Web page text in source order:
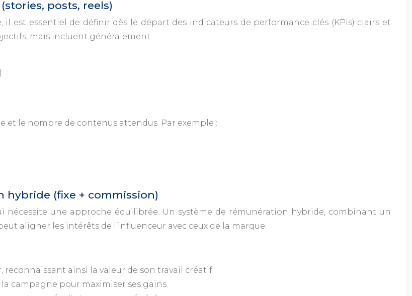
posts, reels)
est essentiel de définir dès le départ des indicateurs de performance clés (KPIs) clairs et
mais incluent généralement :
et le nombre de contenus attendus. Par exemple :
hybride (fixe + commission)
une approche équilibrée. Un système de rémunération hybride, combinant un
aligner les intérêts de l’influenceur avec ceux de la marque.
ainsi la valeur de son travail créatif
campagne pour maximiser ses gains